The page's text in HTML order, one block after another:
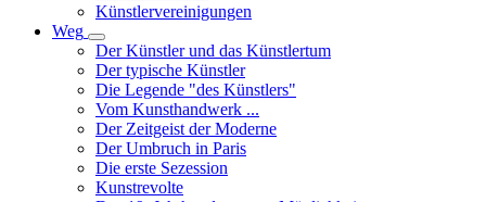
Künstlervereinigungen
Weg
Unternavigation
von
Weg
Der Künstler und das Künstlertum
Der typische Künstler
Die Legende "des Künstlers"
Vom Kunsthandwerk ...
Der Zeitgeist der Moderne
Der Umbruch in Paris
Die erste Sezession
Kunstrevolte